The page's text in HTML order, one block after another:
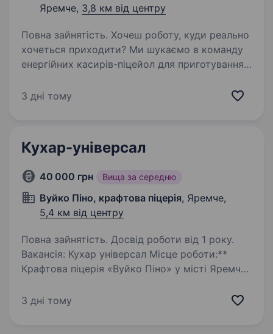
Яремче, 3,8 км від центру
Повна зайнятість. Хочеш роботу, куди реально
хочеться приходити? Ми шукаємо в команду
енергійних касирів-піцейол для приготування
Якщо ти активний/активна, любиш динамічну
3 дні тому
Кухар-універсал
40 000 грн Вища за середню
Вуйко Піно, крафтова піцерія, Яремче,
5,4 км від центру
Повна зайнятість. Досвід роботи від 1 року.
Вакансія: Кухар універсал Місце роботи:**
Крафтова піцерія «Вуйко Піно» у місті Яремче.
та частково холодного процесів згідно
3 дні тому